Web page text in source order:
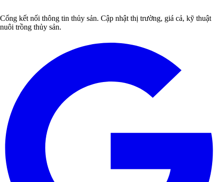
Cổng kết nối thông tin thủy sản. Cập nhật thị trường, giá cả, kỹ thuật
nuôi trồng thủy sản.